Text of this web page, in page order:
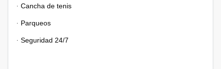
· Cancha de tenis
· Parqueos
· Seguridad 24/7